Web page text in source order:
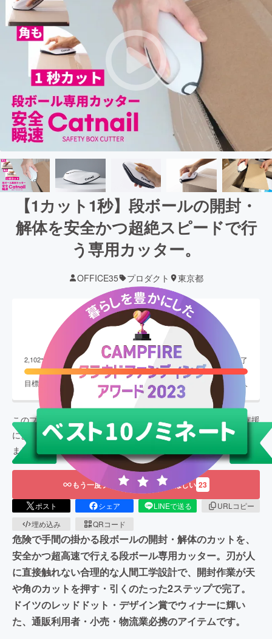
【1カット1秒】段ボールの開封・
解体を安全かつ超絶スピードで行
う専用カッター。
OFFICE35 プロダクト 東京都
現在の支援総額
2,102,400 円
2,102%達成 終了
目標金額 100,000 支援者数 人
このプロジェクトは、 に募集を開始し、 485 人の支援
により
2,102,400円の資金を集め、2023/06/30に募集を終了し
ました
もう一度プロジェクトをやってほしい 23
ポスト シェア LINEで送る
URLコピー
埋め込み
QRコード
危険で手間の掛かる段ボールの開封・解体のカットを、
安全かつ超高速で行える段ボール専用カッター。刃が人
に直接触れない合理的な人間工学設計で、開封作業が天
や角のカットを押す・引くのたった2ステップで完了。
ドイツのレッドドット・デザイン賞でウィナーに輝い
た、通販利用者・小売・物流業必携のアイテムです。